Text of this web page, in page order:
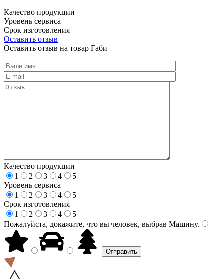
Качество продукции
Уровень сервиса
Срок изготовления
Оставить отзыв
Оставить отзыв на товар Габи
Качество продукции
1
2 3 4
5
Уровень сервиса
1
2 3 4
5
Срок изготовления
1
2 3 4
5
Пожалуйста, докажите, что вы человек, выбрав Машину.